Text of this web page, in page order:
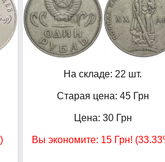
На складе: 22 шт.
Старая цена: 45Грн
Цена: 30Грн
Вы экономите: 15Грн!